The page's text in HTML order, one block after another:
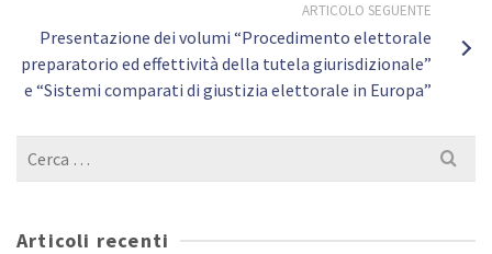
ARTICOLO SEGUENTE
Presentazione dei volumi “Procedimento elettorale
preparatorio ed effettività della tutela giurisdizionale”
e “Sistemi comparati di giustizia elettorale in Europa”
Cerca
Articoli recenti